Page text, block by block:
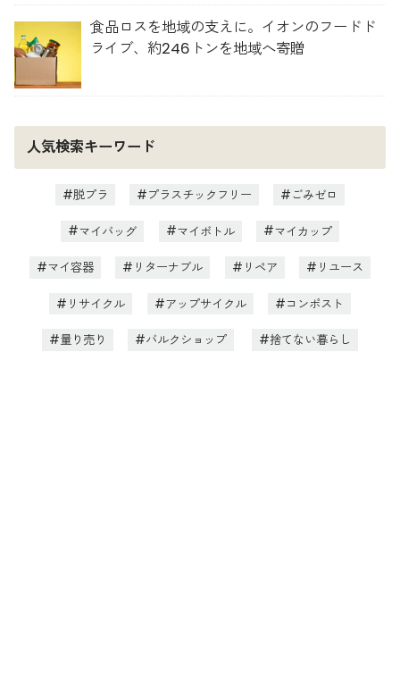
食品ロスを地域の支えに。イオンのフードド
ライブ、約246トンを地域へ寄贈
人気検索キーワード
脱プラ プラスチックフリー ごみゼロ
マイバッグ マイボトル マイカップ
マイ容器 リターナブル リペア リユース
リサイクル アップサイクル コンポスト
量り売り バルクショップ 捨てない暮らし